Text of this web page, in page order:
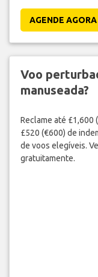
AGENDE AGORA
Voo
manuseada?
Reclame até £1,600
£520 (€600) de
de voos elegíveis.
gratuitamente.